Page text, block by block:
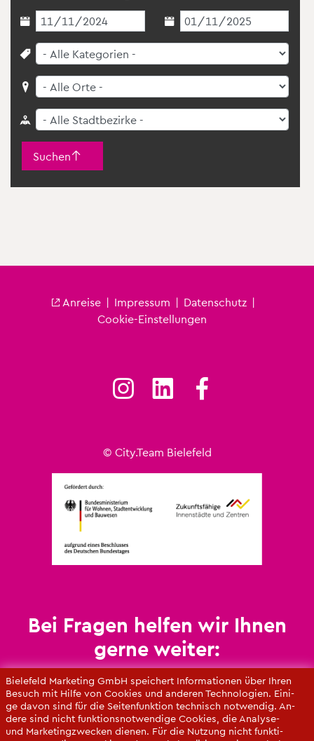
Suchen
Fu­ß­zei­le City
An­rei­se | Im­pres­sum | Da­ten­schutz |
Coo­kie-Ein­stel­lun­gen
Bie­le­feld Mar­ke­ting GmbH spei­chert In­for­ma­tio­nen über Ihren
Be­such mit Hilfe von Coo­kies und an­de­ren Tech­no­lo­gi­en. Ei­ni­
ge davon sind für die Sei­ten­funk­ti­on tech­nisch not­wen­dig. An­
de­re sind nicht funk­ti­ons­not­wen­di­ge Coo­kies, die Ana­ly­se-
und Mar­ke­ting­zwe­cken die­nen. Für die Nut­zung nicht funk­ti­
© City.​Team Bie­le­feld
Bei Fra­gen hel­fen wir Ihnen
gerne wei­ter:
Un­se­re An­sprech­part­ne­rin­nen